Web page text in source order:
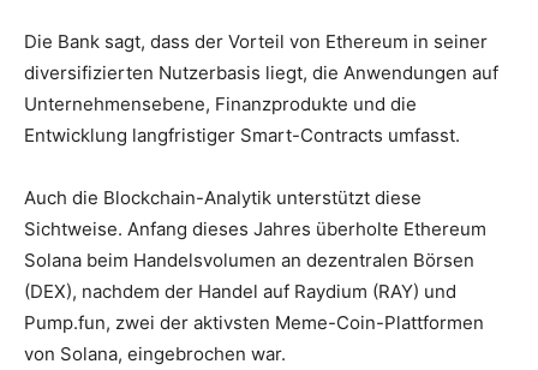
Die Bank sagt, dass der Vorteil von Ethereum in seiner
diversifizierten Nutzerbasis liegt, die Anwendungen auf
Unternehmensebene, Finanzprodukte und die
Entwicklung langfristiger Smart-Contracts umfasst.
Auch die Blockchain-Analytik unterstützt diese
Sichtweise. Anfang dieses Jahres überholte Ethereum
Solana beim Handelsvolumen an dezentralen Börsen
(DEX), nachdem der Handel auf Raydium (RAY) und
Pump.fun, zwei der aktivsten Meme-Coin-Plattformen
von Solana, eingebrochen war.